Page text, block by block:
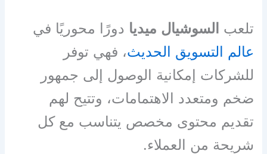
تلعب السوشيال ميديا دورًا محوريًا في
عالم التسويق الحديث، فهي توفر
للشركات إمكانية الوصول إلى جمهور
ضخم ومتعدد الاهتمامات، وتتيح لهم
تقديم محتوى مخصص يتناسب مع كل
شريحة من العملاء.